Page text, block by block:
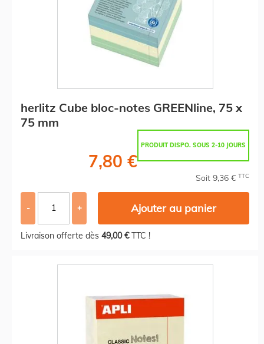
herlitz Cube bloc-notes GREENline, 75 x
75 mm
PRODUIT DISPO. SOUS 2-10 JOURS
7,80 €
Soit 9,36 € TTC
- + Ajouter au panier
Livraison offerte dès 49,00 €TTC !